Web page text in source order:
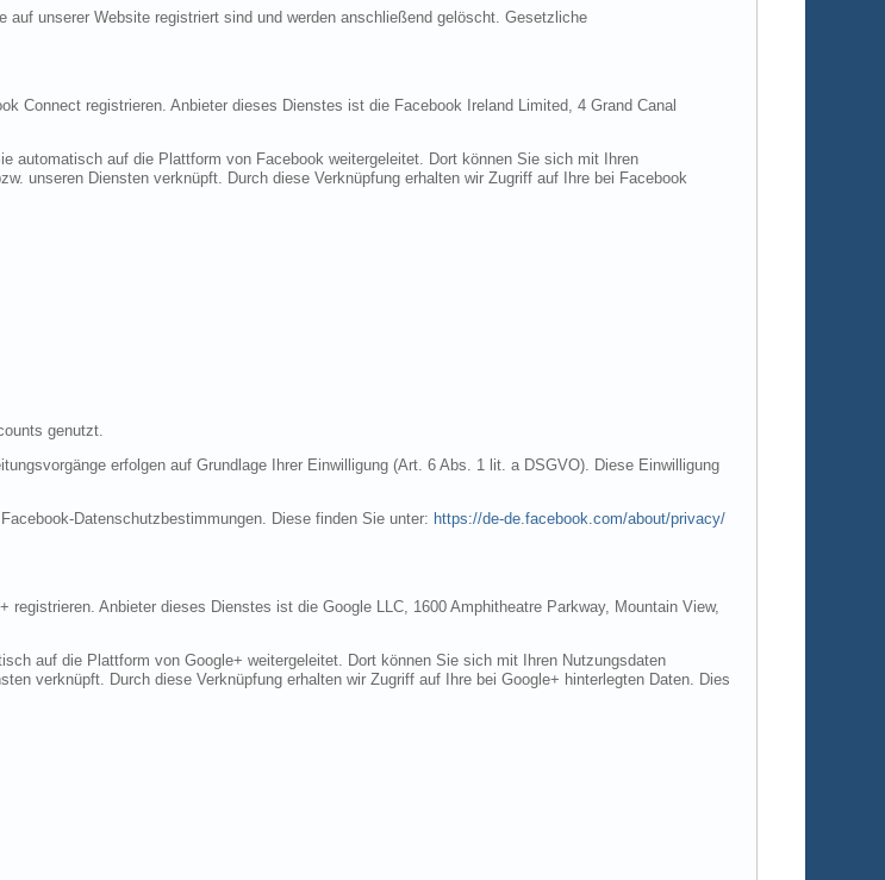
unserer Website registriert sind und werden anschließend gelöscht. Gesetzliche
Connect registrieren. Anbieter dieses Dienstes ist die Facebook Ireland Limited, 4 Grand Canal
automatisch auf die Plattform von Facebook weitergeleitet. Dort können Sie sich mit Ihren
unseren Diensten verknüpft. Durch diese Verknüpfung erhalten wir Zugriff auf Ihre bei Facebook
genutzt.
erfolgen auf Grundlage Ihrer Einwilligung (Art. 6 Abs. 1 lit. a DSGVO). Diese Einwilligung
Datenschutzbestimmungen. Diese finden Sie unter: https://de-de.facebook.com/about/privacy/
Anbieter dieses Dienstes ist die Google LLC, 1600 Amphitheatre Parkway, Mountain View,
auf die Plattform von Google+ weitergeleitet. Dort können Sie sich mit Ihren Nutzungsdaten
verknüpft. Durch diese Verknüpfung erhalten wir Zugriff auf Ihre bei Google+ hinterlegten Daten. Dies